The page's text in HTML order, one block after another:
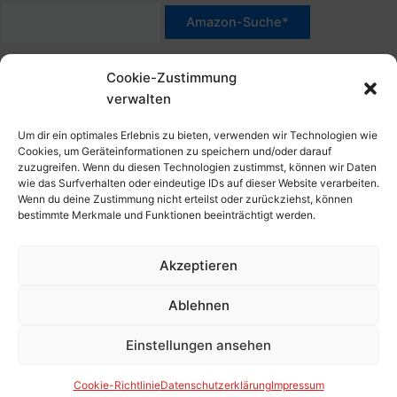
Cookie-Zustimmung
verwalten
Um dir ein optimales Erlebnis zu bieten, verwenden wir Technologien wie
Cookies, um Geräteinformationen zu speichern und/oder darauf
zuzugreifen. Wenn du diesen Technologien zustimmst, können wir Daten
wie das Surfverhalten oder eindeutige IDs auf dieser Website verarbeiten.
Wenn du deine Zustimmung nicht erteilst oder zurückziehst, können
bestimmte Merkmale und Funktionen beeinträchtigt werden.
Akzeptieren
Ablehnen
Einstellungen ansehen
Cookie-RichtlinieDatenschutzerklärungImpressum
*Werbehinweis für Links mit Hinweis "Amazon-Werbelink(s)",
"Amazon-Suche" und/oder mit Sternchen (*): Das sind Affiliate-
Link. Wenn Du auf der verlinkten Website etwas kaufst, erhalte
Aufschlag – und unterstützt diese Seite. Als Amazon-Partner
verdiene ich an qualifizierten Verkäufen. Dies gilt auch für
Klicks/Tipps auf Produktbilder, die mit einer Händler-Seite wie
Amazon verlinkt sind.
Impressum
Datenschutzerklärung
Kontakt, Folgen & Über